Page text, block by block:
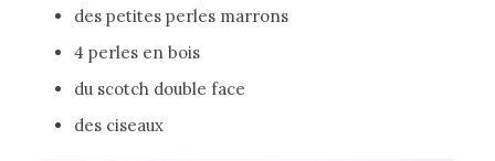
des petites perles marrons
4 perles en bois
du scotch double face
des ciseaux